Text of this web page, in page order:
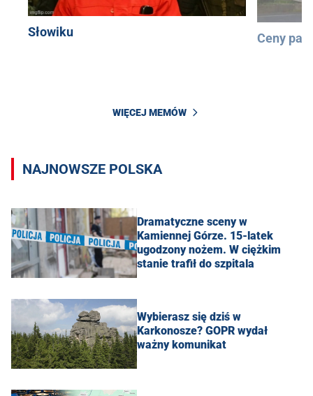
Słowiku Ceny
WIĘCEJ MEMÓW
NAJNOWSZE POLSKA
Dramatyczne sceny w
Kamiennej Górze. 15-latek
ugodzony nożem. W ciężkim
stanie trafił do szpitala
Wybierasz się dziś w
Karkonosze? GOPR wydał
ważny komunikat